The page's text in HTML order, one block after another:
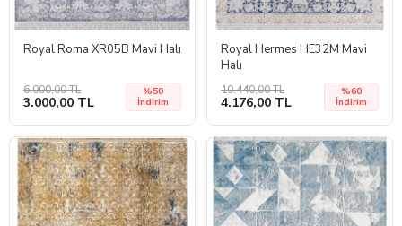
Royal Roma XR05B Mavi Halı
6.000,00 TL
3.000,00 TL
%50
İndirim
Royal Hermes HE32M Mavi
Halı
10.440,00 TL
4.176,00 TL
%60
İndirim